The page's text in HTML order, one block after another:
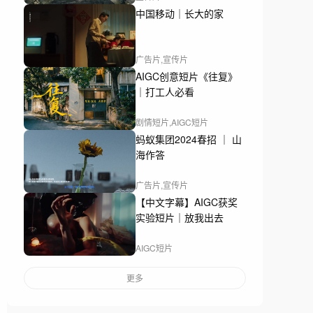
中国移动｜长大的家
广告片,宣传片
AIGC创意短片《往复》
｜打工人必看
剧情短片,AIGC短片
蚂蚁集团2024春招 ｜ 山
海作答
广告片,宣传片
【中文字幕】AIGC获奖
实验短片｜放我出去
AIGC短片
更多